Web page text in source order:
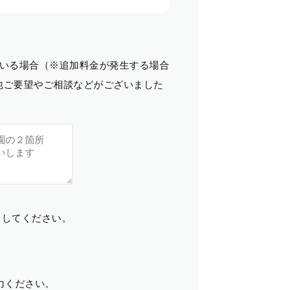
る場合（※追加料金が発生する場合
要望やご相談などがございました
てください。
ださい。